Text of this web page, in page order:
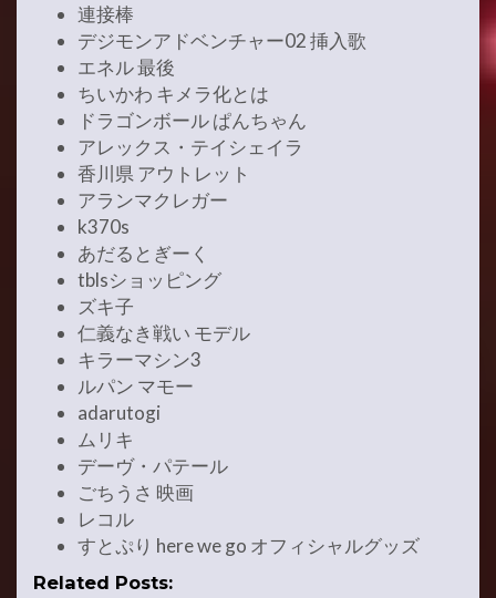
連接棒
デジモンアドベンチャー02 挿入歌
エネル 最後
ちいかわ キメラ化とは
ドラゴンボール ぱんちゃん
アレックス・テイシェイラ
香川県 アウトレット
アランマクレガー
k370s
あだるとぎーく
tblsショッピング
ズキ子
仁義なき戦い モデル
キラーマシン3
ルパン マモー
adarutogi
ムリキ
デーヴ・パテール
ごちうさ 映画
レコル
すとぷり here we go オフィシャルグッズ
Related Posts: